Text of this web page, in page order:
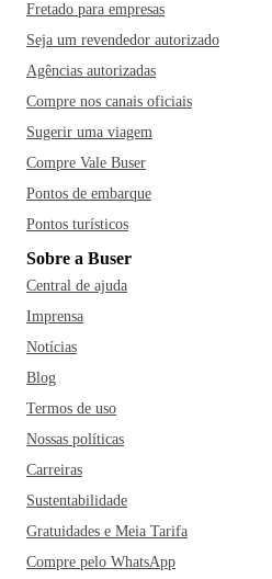
Fretado para empresas
Seja um revendedor autorizado
Agências autorizadas
Compre nos canais oficiais
Sugerir uma viagem
Compre Vale Buser
Pontos de embarque
Pontos turísticos
Sobre a Buser
Central de ajuda
Imprensa
Notícias
Blog
Termos de uso
Nossas políticas
Carreiras
Sustentabilidade
Gratuidades e Meia Tarifa
Compre pelo WhatsApp